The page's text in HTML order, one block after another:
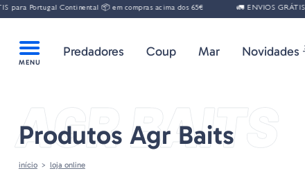
para Portugal Continental 📦 em compras acima dos 65€ 🚛 ENVIOS GRÁTIS
Predadores Coup Mar Novidades
AGR BAITS
Produtos Agr Baits
início loja online